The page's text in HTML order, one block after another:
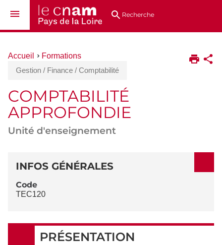
au
directsRecherche
Vous
ici :
Accueil
Formations
Gestion / Finance / Comptabilité
COMPTABILITÉ
APPROFONDIE
Unité d'enseignement
DÉTAILS
INFOS GÉNÉRALES
Code
TEC120
PRÉSENTATION